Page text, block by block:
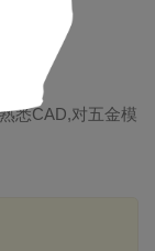
悉CAD,对五金模